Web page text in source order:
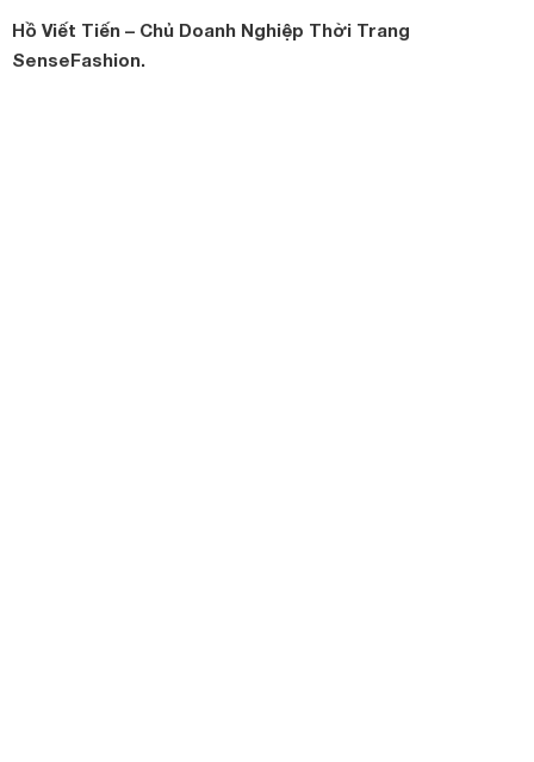
Hồ Viết Tiến – Chủ Doanh Nghiệp Thời Trang
SenseFashion.